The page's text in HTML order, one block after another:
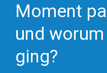
Moment
und
ging?